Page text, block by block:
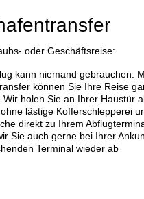
oder Geschäftsreise:
kann niemand gebrauchen.
können Sie Ihre Reise
holen Sie an Ihrer Haustür
lästige Kofferschlepperei
direkt zu Ihrem
Sie auch gerne bei Ihrer
Terminal wieder ab